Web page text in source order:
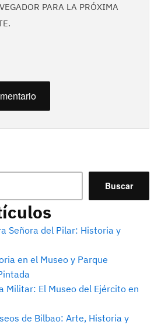
Buscar
Señora del Pilar: Historia y
en el Museo y Parque
Militar: El Museo del Ejército en
de Bilbao: Arte, Historia y
PARA LA PRÓXIMA